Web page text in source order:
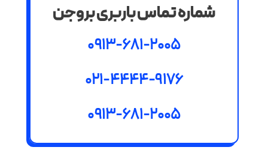
شماره تماس باربری بروجن
0913-681-2005
021-4444-9176
0913-681-2005